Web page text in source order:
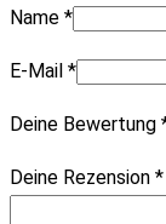
Name *
E-Mail *
Deine Bewertung
Deine Rezension *